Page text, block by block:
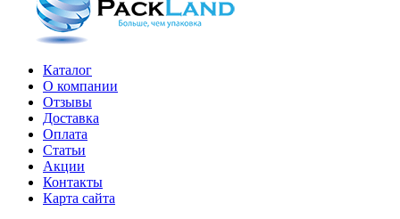
Каталог
О компании
Отзывы
Доставка
Оплата
Статьи
Акции
Контакты
Карта сайта